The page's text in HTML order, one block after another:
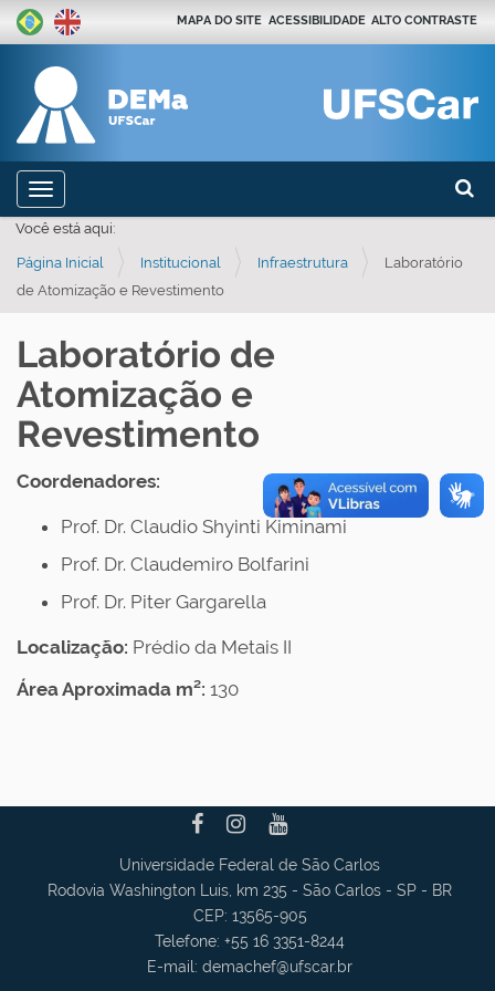
Busca
MAPA DO SITE ACESSIBILIDADE ALTO CONTRASTE
Toggle navigation
Você está aqui:
Página Inicial Institucional Infraestrutura
Laboratório
de Atomização e Revestimento
Laboratório de
Atomização e
Revestimento
Coordenadores:
Prof. Dr. Claudio Shyinti Kiminami
Prof. Dr. Claudemiro Bolfarini
Prof. Dr. Piter Gargarella
Localização: Prédio da Metais II
Área Aproximada m²: 130
Universidade Federal de São Carlos
Rodovia Washington Luis, km 235 - São Carlos - SP - BR
CEP: 13565-905
Telefone: +55 16 3351-8244
E-mail: demachef@ufscar.br